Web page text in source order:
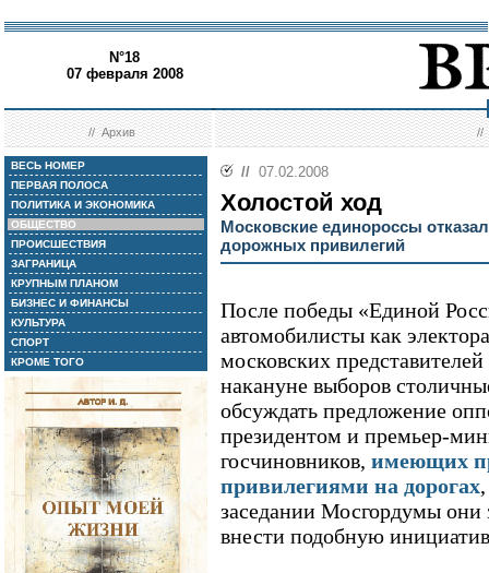
N°18
07 февраля 2008
//Архив //
ВЕСЬ НОМЕР
ПЕРВАЯ ПОЛОСА
ПОЛИТИКА И ЭКОНОМИКА
ОБЩЕСТВО
ПРОИСШЕСТВИЯ
ЗАГРАНИЦА
КРУПНЫМ ПЛАНОМ
БИЗНЕС И ФИНАНСЫ
КУЛЬТУРА
СПОРТ
КРОМЕ ТОГО
// 07.02.2008
Холостой ход
Московские единороссы
дорожных привилегий
После победы «Единой
автомобилисты как
московских
накануне выборов
обсуждать предложение
президентом и премьер-
госчиновников, имеющих
привилегиями на дорогах
заседании Мосгордумы они
внести подобную